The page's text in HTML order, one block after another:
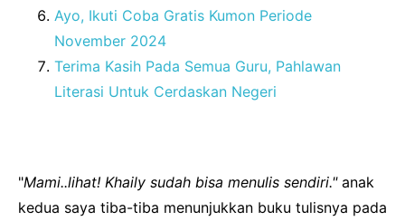
Ayo, Ikuti Coba Gratis Kumon Periode
November 2024
Terima Kasih Pada Semua Guru, Pahlawan
Literasi Untuk Cerdaskan Negeri
"Mami..lihat! Khaily sudah bisa menulis sendiri."anak
kedua saya tiba-tiba menunjukkan buku tulisnya pada